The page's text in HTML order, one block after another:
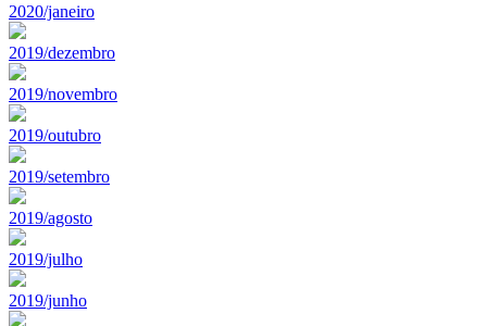
2020/janeiro
2019/dezembro
2019/novembro
2019/outubro
2019/setembro
2019/agosto
2019/julho
2019/junho